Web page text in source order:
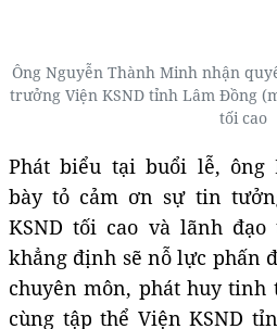
Ông Nguyễn Thành Minh nhận
trưởng Viện KSND tỉnh Lâm Đồng
tối cao
Phát biểu tại buổi lễ, ông
bày tỏ cảm ơn sự tin
KSND tối cao và lãnh
khẳng định sẽ nỗ lực phấn
chuyên môn, phát huy tinh
cùng tập thể Viện KSND